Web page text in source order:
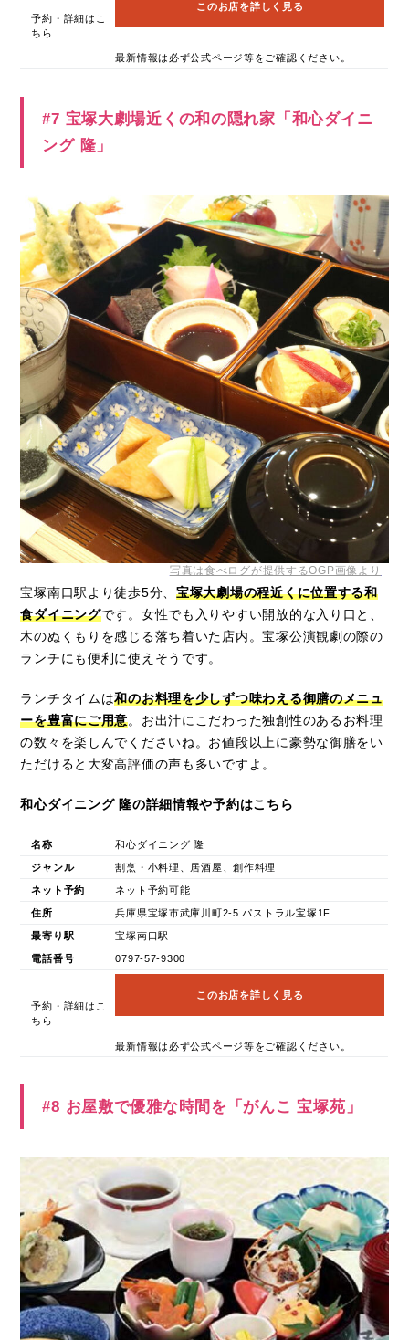
予約・詳細はこ
ちら
このお店を詳しく見る
最新情報は必ず公式ページ等をご確認ください。
#7 宝塚大劇場近くの和の隠れ家「和心ダイニ
ング 隆」
写真は食べログが提供するOGP画像より
宝塚南口駅より徒歩5分、宝塚大劇場の程近くに位置する和
食ダイニングです。女性でも入りやすい開放的な入り口と、
木のぬくもりを感じる落ち着いた店内。宝塚公演観劇の際の
ランチにも便利に使えそうです。
ランチタイムは和のお料理を少しずつ味わえる御膳のメニュ
ーを豊富にご用意。お出汁にこだわった独創性のあるお料理
の数々を楽しんでくださいね。お値段以上に豪勢な御膳をい
ただけると大変高評価の声も多いですよ。
和心ダイニング 隆の詳細情報や予約はこちら
名称 和心ダイニング 隆
ジャンル 割烹・小料理、居酒屋、創作料理
ネット予約 ネット予約可能
住所 兵庫県宝塚市武庫川町2-5 パストラル宝塚1F
最寄り駅 宝塚南口駅
電話番号 0797-57-9300
予約・詳細はこ
ちら
このお店を詳しく見る
最新情報は必ず公式ページ等をご確認ください。
#8 お屋敷で優雅な時間を「がんこ 宝塚苑」